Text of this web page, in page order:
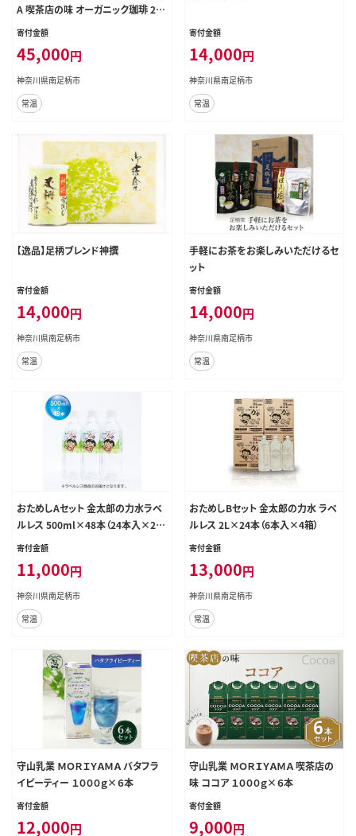
A 喫茶店の味 オーガニック珈琲 2ケ
ースセット 1000ｇ×12本【 紙パック
飲料 神奈川県 南足柄市 】
寄付金額
45,000円
神奈川県南足柄市
常温
寄付金額
14,000円
神奈川県南足柄市
常温
【逸品】足柄ブレンド神撰
寄付金額
14,000円
神奈川県南足柄市
常温
手軽にお茶をお楽しみいただけるセ
ット
寄付金額
14,000円
神奈川県南足柄市
常温
おためしAセット 金太郎の力水ラベ
ルレス 500ml×48本（24本入×2
箱）
寄付金額
11,000円
神奈川県南足柄市
常温
おためしBセット 金太郎の力水 ラベ
ルレス 2L×24本（6本入×4箱）
寄付金額
13,000円
神奈川県南足柄市
常温
守山乳業 ＭＯＲＩＹＡＭＡ バタフラ
イピーティー １０００ｇ×６本
寄付金額
12,000円
守山乳業 ＭＯＲＩＹＡＭＡ 喫茶店の
味 ココア １０００ｇ×６本
寄付金額
9,000円